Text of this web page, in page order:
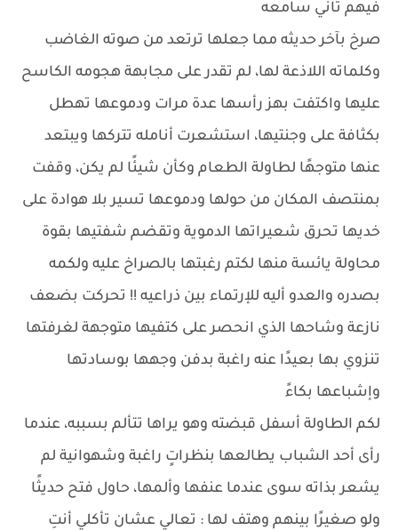
فيهم تاني سامعه
صرخ بآخر حديثه مما جعلها ترتعد من صوته الغاضب
وكلماته اللاذعة لها، لم تقدر على مجابهة هجومه الكاسح
عليها واكتفت بهز رأسها عدة مرات ودموعها تهطل
بكثافة على وجنتيها، استشعرت أنامله تتركها ويبتعد
عنها متوجهًا لطاولة الطعام وكأن شيئًا لم يكن، وقفت
بمنتصف المكان من حولها ودموعها تسير بلا هوادة على
خديها تحرق شعيراتها الدموية وتقضم شفتيها بقوة
محاولة يائسة منها لكتم رغبتها بالصراخ عليه ولكمه
بصدره والعدو أليه للإرتماء بين ذراعيه !! تحركت بضعف
نازعة وشاحها الذي انحصر على كتفيها متوجهة لغرفتها
تنزوي بها بعيدًا عنه راغبة بدفن وجهها بوسادتها
وإشباعها بكاءً
لكم الطاولة أسفل قبضته وهو يراها تتألم بسببه، عندما
رأى أحد الشباب يطالعها بنظراتٍ راغبة وشهوانية لم
يشعر بذاته سوى عندما عنفها وألمها، حاول فتح حديثًا
ولو صغيرًا بينهم وهتف لها : تعالي عشان تأكلي أنتِ